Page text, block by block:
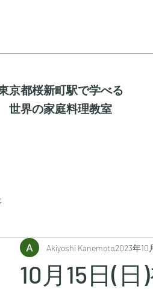
京都桜新町駅で学べる
世界の家庭料理教室
10月15日(
Akiyoshi Kanemoto2023年10